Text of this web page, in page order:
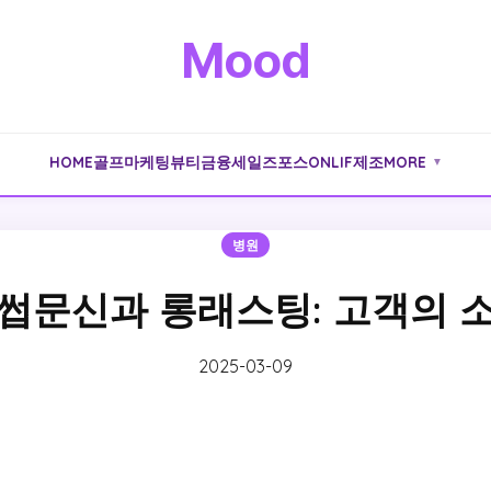
Mood
HOME골프마케팅뷰티금융세일즈포스ONLIF제조MORE ▼
병원
문신과 롱래스팅: 고객의
2025-03-09